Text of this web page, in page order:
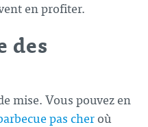
en profiter.
des
mise. Vous pouvez en
pas cher où